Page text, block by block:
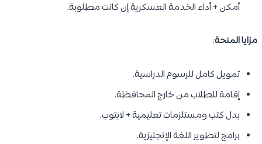
أمكن + أداء الخدمة العسكرية إن كانت مطلوبة.
مزايا المنحة:
تمويل كامل للرسوم الدراسية.
إقامة للطلاب من خارج المحافظة.
بدل كتب ومستلزمات تعليمية + لابتوب.
برامج لتطوير اللغة الإنجليزية.